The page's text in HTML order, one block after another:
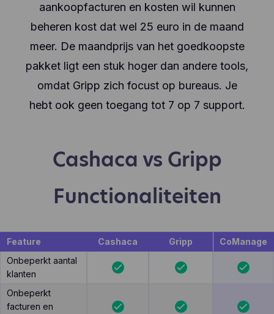
aankoopfacturen en kosten wil kunnen
beheren kost dat wel 25 euro in de maand
meer. De maandprijs van het goedkoopste
pakket ligt een stuk hoger dan andere tools,
omdat Gripp zich focust op bureaus. Je
hebt ook geen toegang tot 7 op 7 support.
Cashaca vs Gripp
Functionaliteiten
Feature Cashaca Gripp
CoManage
Onbeperkt aantal
klanten
Onbeperkt
facturen en